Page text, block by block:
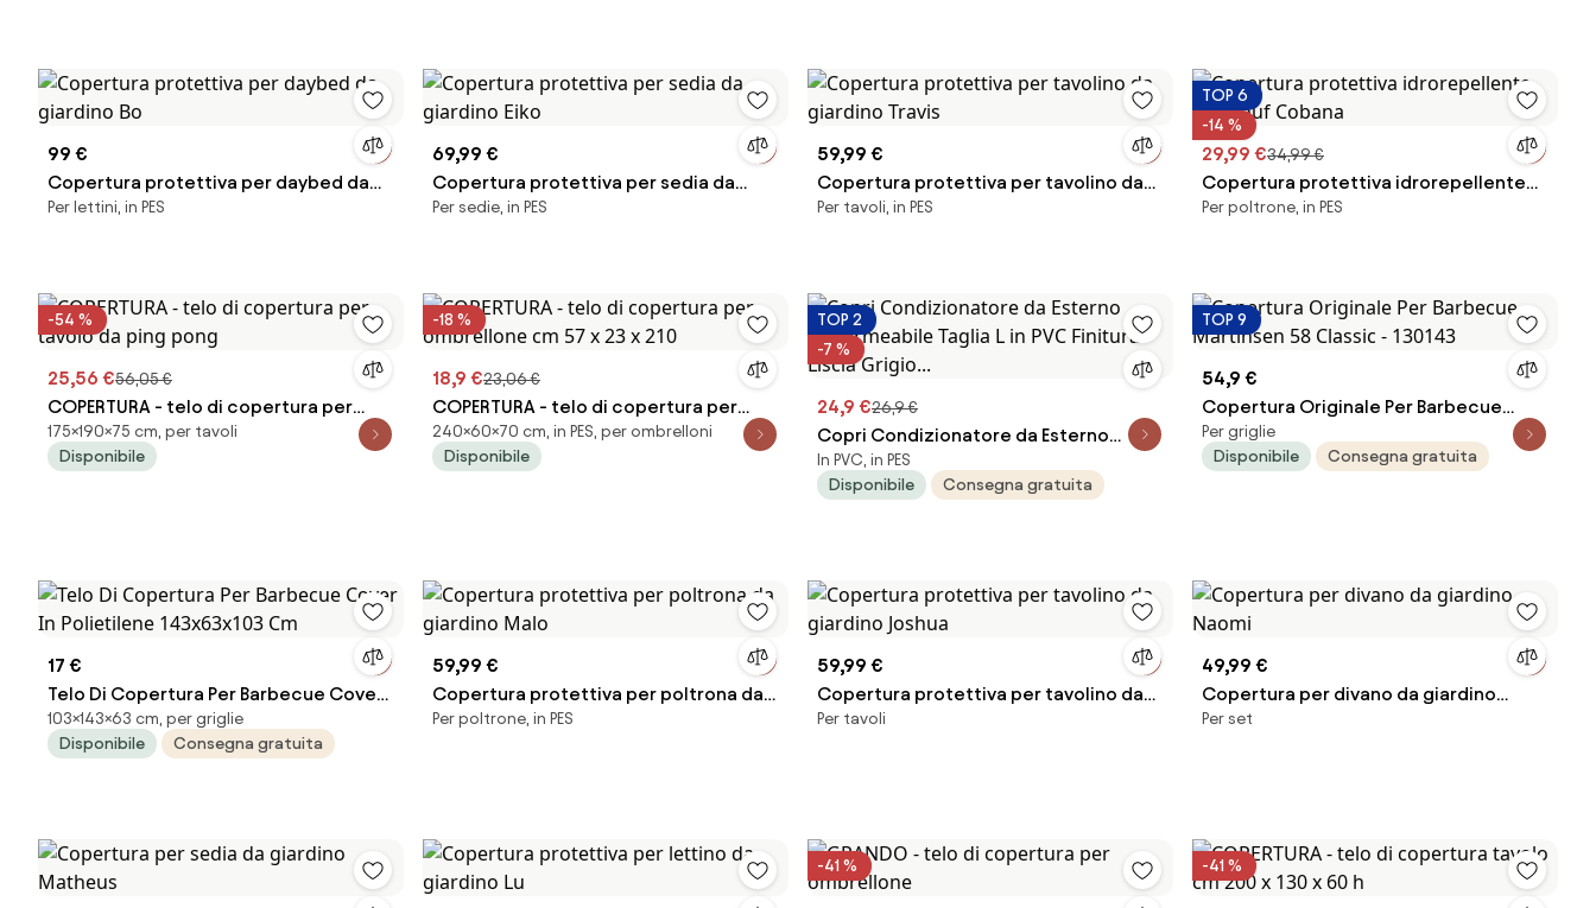
99 €
Copertura protettiva per daybed da
giardino Bo
Per lettini, in PES
69,99 €
Copertura protettiva per sedia da
giardino Eiko
Per sedie, in PES
59,99 €
Copertura protettiva per tavolino da
giardino Travis
Per tavoli, in PES
TOP 6
-14 %
29,99 €34,99 €
Copertura protettiva idrorepellente
per pouf Cobana
Per poltrone, in PES
-54 %
25,56 €56,05 €
COPERTURA - telo di copertura per
tavolo da ping pong
175×190×75 cm, per tavoli
Disponibile
-18 %
18,9 €23,06 €
COPERTURA - telo di copertura per
ombrellone cm 57 x 23 x 210
240×60×70 cm, in PES, per ombrelloni
Disponibile
TOP 2
-7 %
24,9 €26,9 €
Copri Condizionatore da Esterno
Impermeabile Taglia L in PVC Finitura
Liscia Grigio...
In PVC, in PES
Disponibile
Consegna gratuita
TOP 9
54,9 €
Copertura Originale Per Barbecue
Martinsen 58 Classic - 130143
Per griglie
Disponibile
Consegna gratuita
17 €
Telo Di Copertura Per Barbecue Cover
In Polietilene 143x63x103 Cm
103×143×63 cm, per griglie
Disponibile
Consegna gratuita
59,99 €
Copertura protettiva per poltrona da
giardino Malo
Per poltrone, in PES
59,99 €
Copertura protettiva per tavolino da
giardino Joshua
Per tavoli
49,99 €
Copertura per divano da giardino
Naomi
Per set
-41 % -41 %